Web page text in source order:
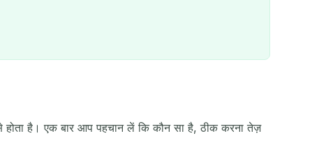
है। एक बार आप पहचान लें कि कौन सा है, ठीक करना तेज़